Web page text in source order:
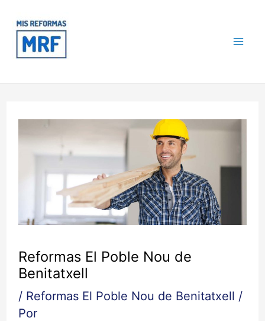
contenido
Reformas El Poble Nou de
Benitatxell
/ Reformas El Poble Nou de Benitatxell /
Por
de
entradas